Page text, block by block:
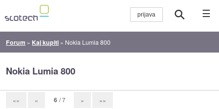
☰
Forum » Kaj kupiti » Nokia Lumia 800
Nokia Lumia 800
«« « 6 / 7 » »»